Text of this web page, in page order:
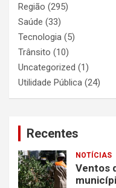
Região (295)
Saúde (33)
Tecnologia (5)
Trânsito (10)
Uncategorized (1)
Utilidade Pública (24)
Recentes
NOTÍCIAS
Ventos